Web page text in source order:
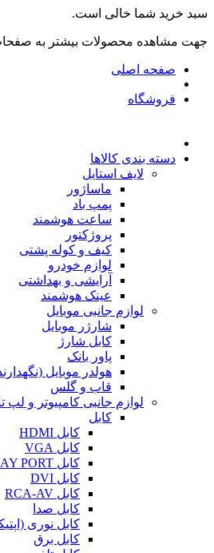
سبد خرید شما خالی است.
جهت مشاهده محصولات بیشتر به صفحات
صفحه اصلی
فروشگاه
دسته بندی کالاها
لایف استایل
ماساژور
پمپ باد
ساعت هوشمند
پروژکتور
کیف و کوله پشتی
لوازم خودرو
آرایشی و بهداشتی
عینک هوشمند
لوازم جانبی موبایل
شارژر موبایل
کابل شارژ
پاور بانک
هولدر موبایل
قاب و گلس
لوازم جانبی کامپیوتر و لپ
کابل
کابل HDMI
کابل VGA
کابل DISPLAY PORT
کابل DVI
کابل RCA-AV
کابل صدا
کابل نوری
کابل برق